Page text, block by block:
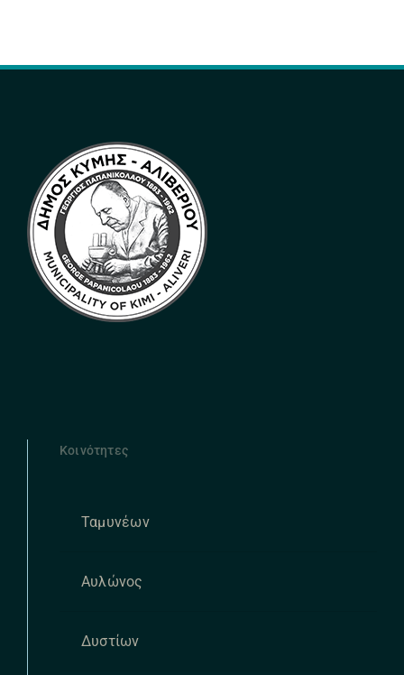
Κοινότητες
Ταμυνέων
Αυλώνος
Δυστίων